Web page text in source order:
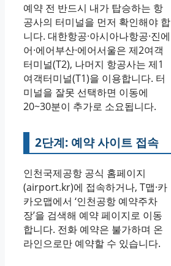
예약 전 반드시 내가 탑승하는 항
공사의 터미널을 먼저 확인해야 합
니다. 대한항공·아시아나항공·진에
어·에어부산·에어서울은 제2여객
터미널(T2), 나머지 항공사는 제1
여객터미널(T1)을 이용합니다. 터
미널을 잘못 선택하면 이동에
20~30분이 추가로 소요됩니다.
2단계: 예약 사이트 접속
인천국제공항 공식 홈페이지
(airport.kr)에 접속하거나, T맵·카
카오맵에서 ‘인천공항 예약주차
장’을 검색해 예약 페이지로 이동
합니다. 전화 예약은 불가하며 온
라인으로만 예약할 수 있습니다.